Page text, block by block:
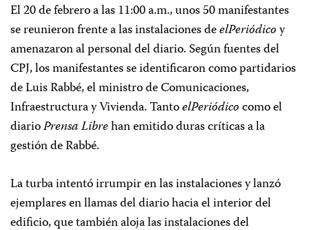
El 20 de febrero a las 11:00 a.m., unos 50 manifestantes
se reunieron frente a las instalaciones deelPeriódicoy
amenazaron al personal del diario. Según fuentes del
CPJ, los manifestantes se identificaron como partidarios
de Luis Rabbé, el ministro de Comunicaciones,
Infraestructura y Vivienda. TantoelPeriódicocomo el
diarioPrensa Librehan emitido duras críticas a la
gestión de Rabbé.
La turba intentó irrumpir en las instalaciones y lanzó
ejemplares en llamas del diario hacia el interior del
edificio, que también aloja las instalaciones del